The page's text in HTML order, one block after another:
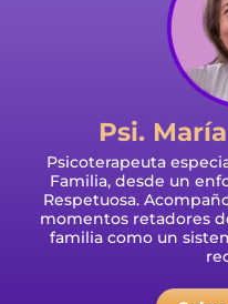
Psi.
Psicoterapeuta
Familia, desde un
Respetuosa.
momentos retadores
familia como un